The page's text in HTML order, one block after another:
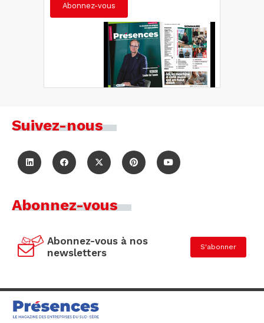
Abonnez-vous
Suivez-nous
Abonnez-vous
Abonnez-vous à nos
newsletters
S'abonner